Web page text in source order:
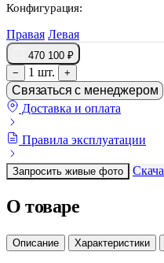
Конфигурация:
Правая Левая
470 100 ₽
−
1 шт. +
Связаться с менеджером
Доставка и оплата
Правила эксплуатации
Запросить живые фото
О товаре
Описание Характеристики